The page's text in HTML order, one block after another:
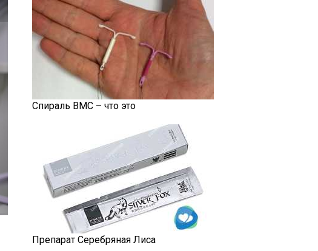
Спираль ВМС – что это
Препарат Серебряная Лиса